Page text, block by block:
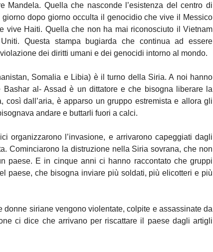
Mandela. Quella che nasconde l’esistenza del centro di
dopo giorno occulta il genocidio che vive il Messico
vive Haiti. Quella che non ha mai riconosciuto il Vietnam
Questa stampa bugiarda che continua ad essere
dei diritti umani e dei genocidi intorno al mondo.
Somalia e Libia) è il turno della Siria. A noi hanno
al- Assad è un dittatore e che bisogna liberare la
così dall’aria, è apparso un gruppo estremista e allora gli
andare e buttarli fuori a calci.
organizzarono l’invasione, e arrivarono capeggiati dagli
Cominciarono la distruzione nella Siria sovrana, che non
paese. E in cinque anni ci hanno raccontato che gruppi
paese, che bisogna inviare più soldati, più elicotteri e più
donne siriane vengono violentate, colpite e assassinate da
ci dice che arrivano per riscattare il paese dagli artigli